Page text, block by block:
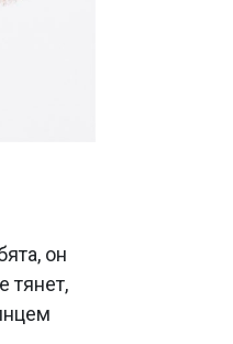
он
тянет,